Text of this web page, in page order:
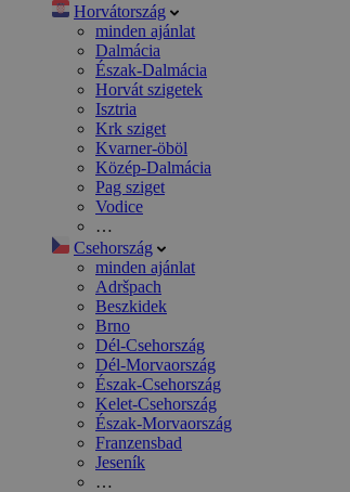
Horvátország
minden ajánlat
Dalmácia
Észak-Dalmácia
Horvát szigetek
Isztria
Krk sziget
Kvarner-öböl
Közép-Dalmácia
Pag sziget
Vodice
…
Csehország
minden ajánlat
Adršpach
Beszkidek
Brno
Dél-Csehország
Dél-Morvaország
Észak-Csehország
Kelet-Csehország
Észak-Morvaország
Franzensbad
Jeseník
…